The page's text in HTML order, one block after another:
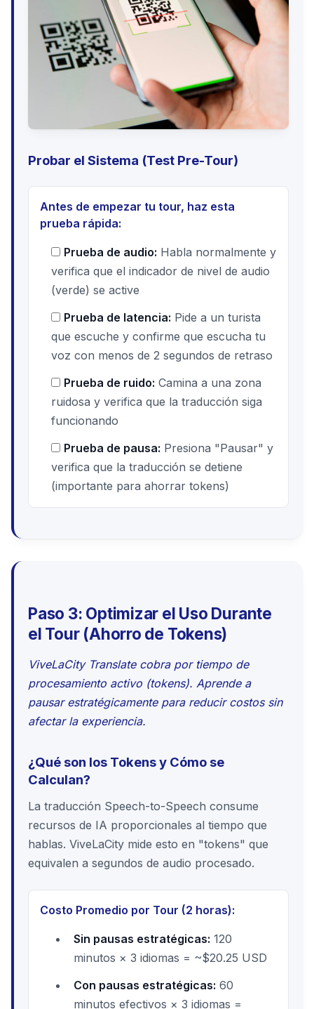
Probar el Sistema (Test Pre-Tour)
Antes de empezar tu tour, haz esta
prueba rápida:
Prueba de audio: Habla normalmente y
verifica que el indicador de nivel de audio
(verde) se active
Prueba de latencia: Pide a un turista
que escuche y confirme que escucha tu
voz con menos de 2 segundos de retraso
Prueba de ruido: Camina a una zona
ruidosa y verifica que la traducción siga
funcionando
Prueba de pausa: Presiona "Pausar" y
verifica que la traducción se detiene
(importante para ahorrar tokens)
Paso 3: Optimizar el Uso Durante
el Tour (Ahorro de Tokens)
ViveLaCity Translate cobra por tiempo de
procesamiento activo (tokens). Aprende a
pausar estratégicamente para reducir costos sin
afectar la experiencia.
¿Qué son los Tokens y Cómo se
Calculan?
La traducción Speech-to-Speech consume
recursos de IA proporcionales al tiempo que
hablas. ViveLaCity mide esto en "tokens" que
equivalen a segundos de audio procesado.
Costo Promedio por Tour (2 horas):
Sin pausas estratégicas: 120
minutos × 3 idiomas = ~$20.25 USD
Con pausas estratégicas: 60
minutos efectivos × 3 idiomas =